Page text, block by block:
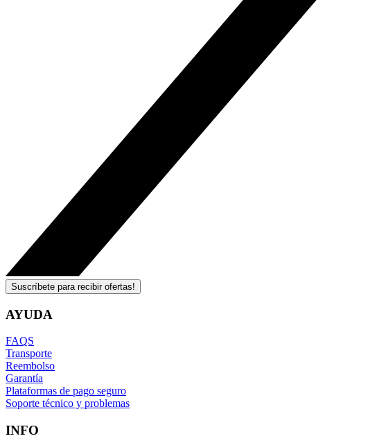
Suscríbete para recibir ofertas!
AYUDA
FAQS
Transporte
Reembolso
Garantía
Plataformas de pago seguro
Soporte técnico y problemas
INFO